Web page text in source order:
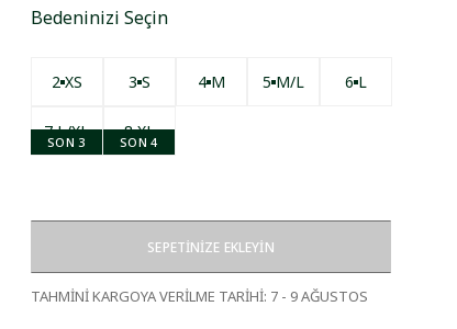
Bedeninizi Seçin
2 XS 3 S 4 M 5 M/L 6 L
7 L/XL
SON 3
8 XL
SON 4
SEPETİNİZE EKLEYİN
TAHMİNİ KARGOYA VERİLME TARİHİ: 7 - 9 AĞUSTOS